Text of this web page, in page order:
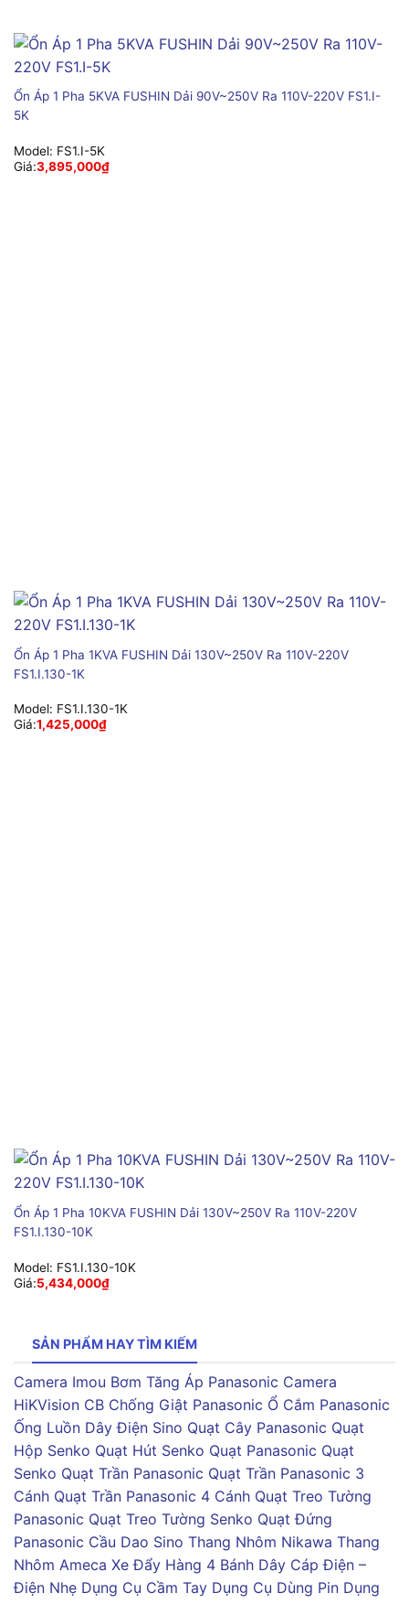
Ổn Áp 1 Pha 5KVA FUSHIN Dải 90V~250V Ra 110V-220V FS1.I-
5K
Model: FS1.I-5K
Giá:3,895,000₫
Ổn Áp 1 Pha 1KVA FUSHIN Dải 130V~250V Ra 110V-220V
FS1.I.130-1K
Model: FS1.I.130-1K
Giá:1,425,000₫
Ổn Áp 1 Pha 10KVA FUSHIN Dải 130V~250V Ra 110V-220V
FS1.I.130-10K
Model: FS1.I.130-10K
Giá:5,434,000₫
SẢN PHẨM HAY TÌM KIẾM
Camera Imou Bơm Tăng Áp Panasonic Camera
HiKVision CB Chống Giật Panasonic Ổ Cắm Panasonic
Ống Luồn Dây Điện Sino Quạt Cây Panasonic Quạt
Hộp Senko Quạt Hút Senko Quạt Panasonic Quạt
Senko Quạt Trần Panasonic Quạt Trần Panasonic 3
Cánh Quạt Trần Panasonic 4 Cánh Quạt Treo Tường
Panasonic Quạt Treo Tường Senko Quạt Đứng
Panasonic Cầu Dao Sino Thang Nhôm Nikawa Thang
Nhôm Ameca Xe Đẩy Hàng 4 Bánh Dây Cáp Điện –
Điện Nhẹ Dụng Cụ Cầm Tay Dụng Cụ Dùng Pin Dụng